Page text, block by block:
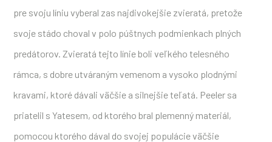
pre svoju líniu vyberal zas najdivokejšie zvieratá, pretože
svoje stádo choval v polo púštnych podmienkach plných
predátorov. Zvieratá tejto línie boli veľkého telesného
rámca, s dobre utváraným vemenom a vysoko plodnými
kravami, ktoré dávali väčšie a silnejšie teľatá. Peeler sa
priatelil s Yatesem, od ktorého bral plemenný materiál,
pomocou ktorého dával do svojej populácie väčšie